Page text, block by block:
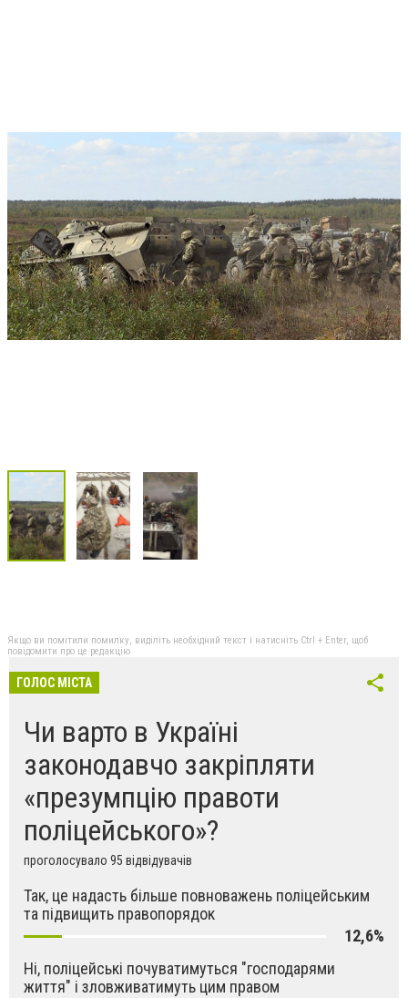
Якщо ви помітили помилку, виділіть необхідний текст і натисніть Ctrl + Enter, щоб
повідомити про це редакцію
ГОЛОС МІСТА
Чи варто в Україні
законодавчо закріпляти
«презумпцію правоти
поліцейського»?
проголосувало 95 відвідувачів
Так, це надасть більше повноважень поліцейським
та підвищить правопорядок
12,6%
Ні, поліцейські почуватимуться "господарями
життя" і зловживатимуть цим правом